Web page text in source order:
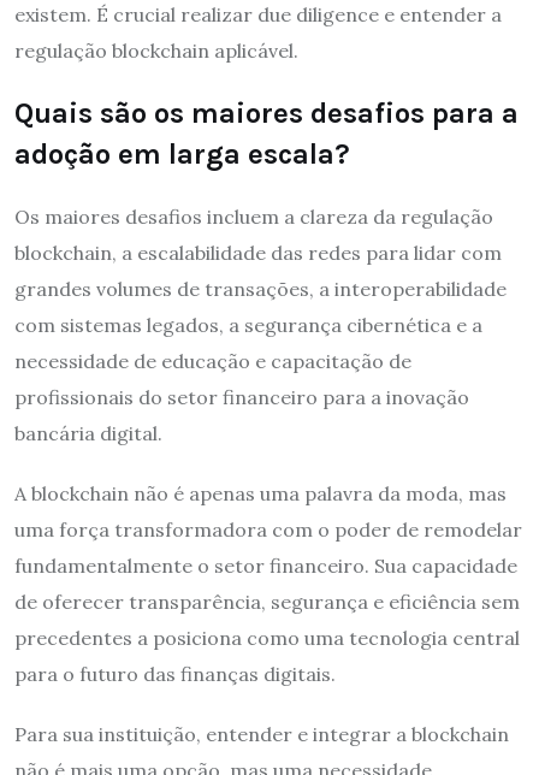
existem. É crucial realizar due diligence e entender a
regulação blockchain aplicável.
Quais são os maiores desafios para a
adoção em larga escala?
Os maiores desafios incluem a clareza da regulação
blockchain, a escalabilidade das redes para lidar com
grandes volumes de transações, a interoperabilidade
com sistemas legados, a segurança cibernética e a
necessidade de educação e capacitação de
profissionais do setor financeiro para a inovação
bancária digital.
A blockchain não é apenas uma palavra da moda, mas
uma força transformadora com o poder de remodelar
fundamentalmente o setor financeiro. Sua capacidade
de oferecer transparência, segurança e eficiência sem
precedentes a posiciona como uma tecnologia central
para o futuro das finanças digitais.
Para sua instituição, entender e integrar a blockchain
não é mais uma opção, mas uma necessidade